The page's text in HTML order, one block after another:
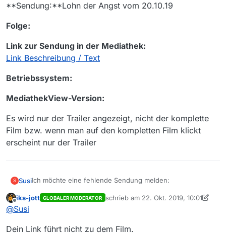
**Sendung:**Lohn der Angst vom 20.10.19
Folge:
Link zur Sendung in der Mediathek:
Link Beschreibung / Text
Betriebssystem:
MediathekView-Version:
Es wird nur der Trailer angezeigt, nicht der komplette
Film bzw. wenn man auf den kompletten Film klickt
erscheint nur der Trailer
S SusiIch möchte eine fehlende Sendung melden:
**Sender:**Arte
Offline
iks-jott GLOBALER MODERATOR schrieb am 22. Okt. 2019, 10:01
zuletzt editiert von iks-jott
@Susi
Dein Link führt nicht zu dem Film.